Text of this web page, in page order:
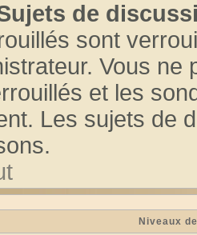
de
sont
Vous
et les
Les sujets de
Niveaux